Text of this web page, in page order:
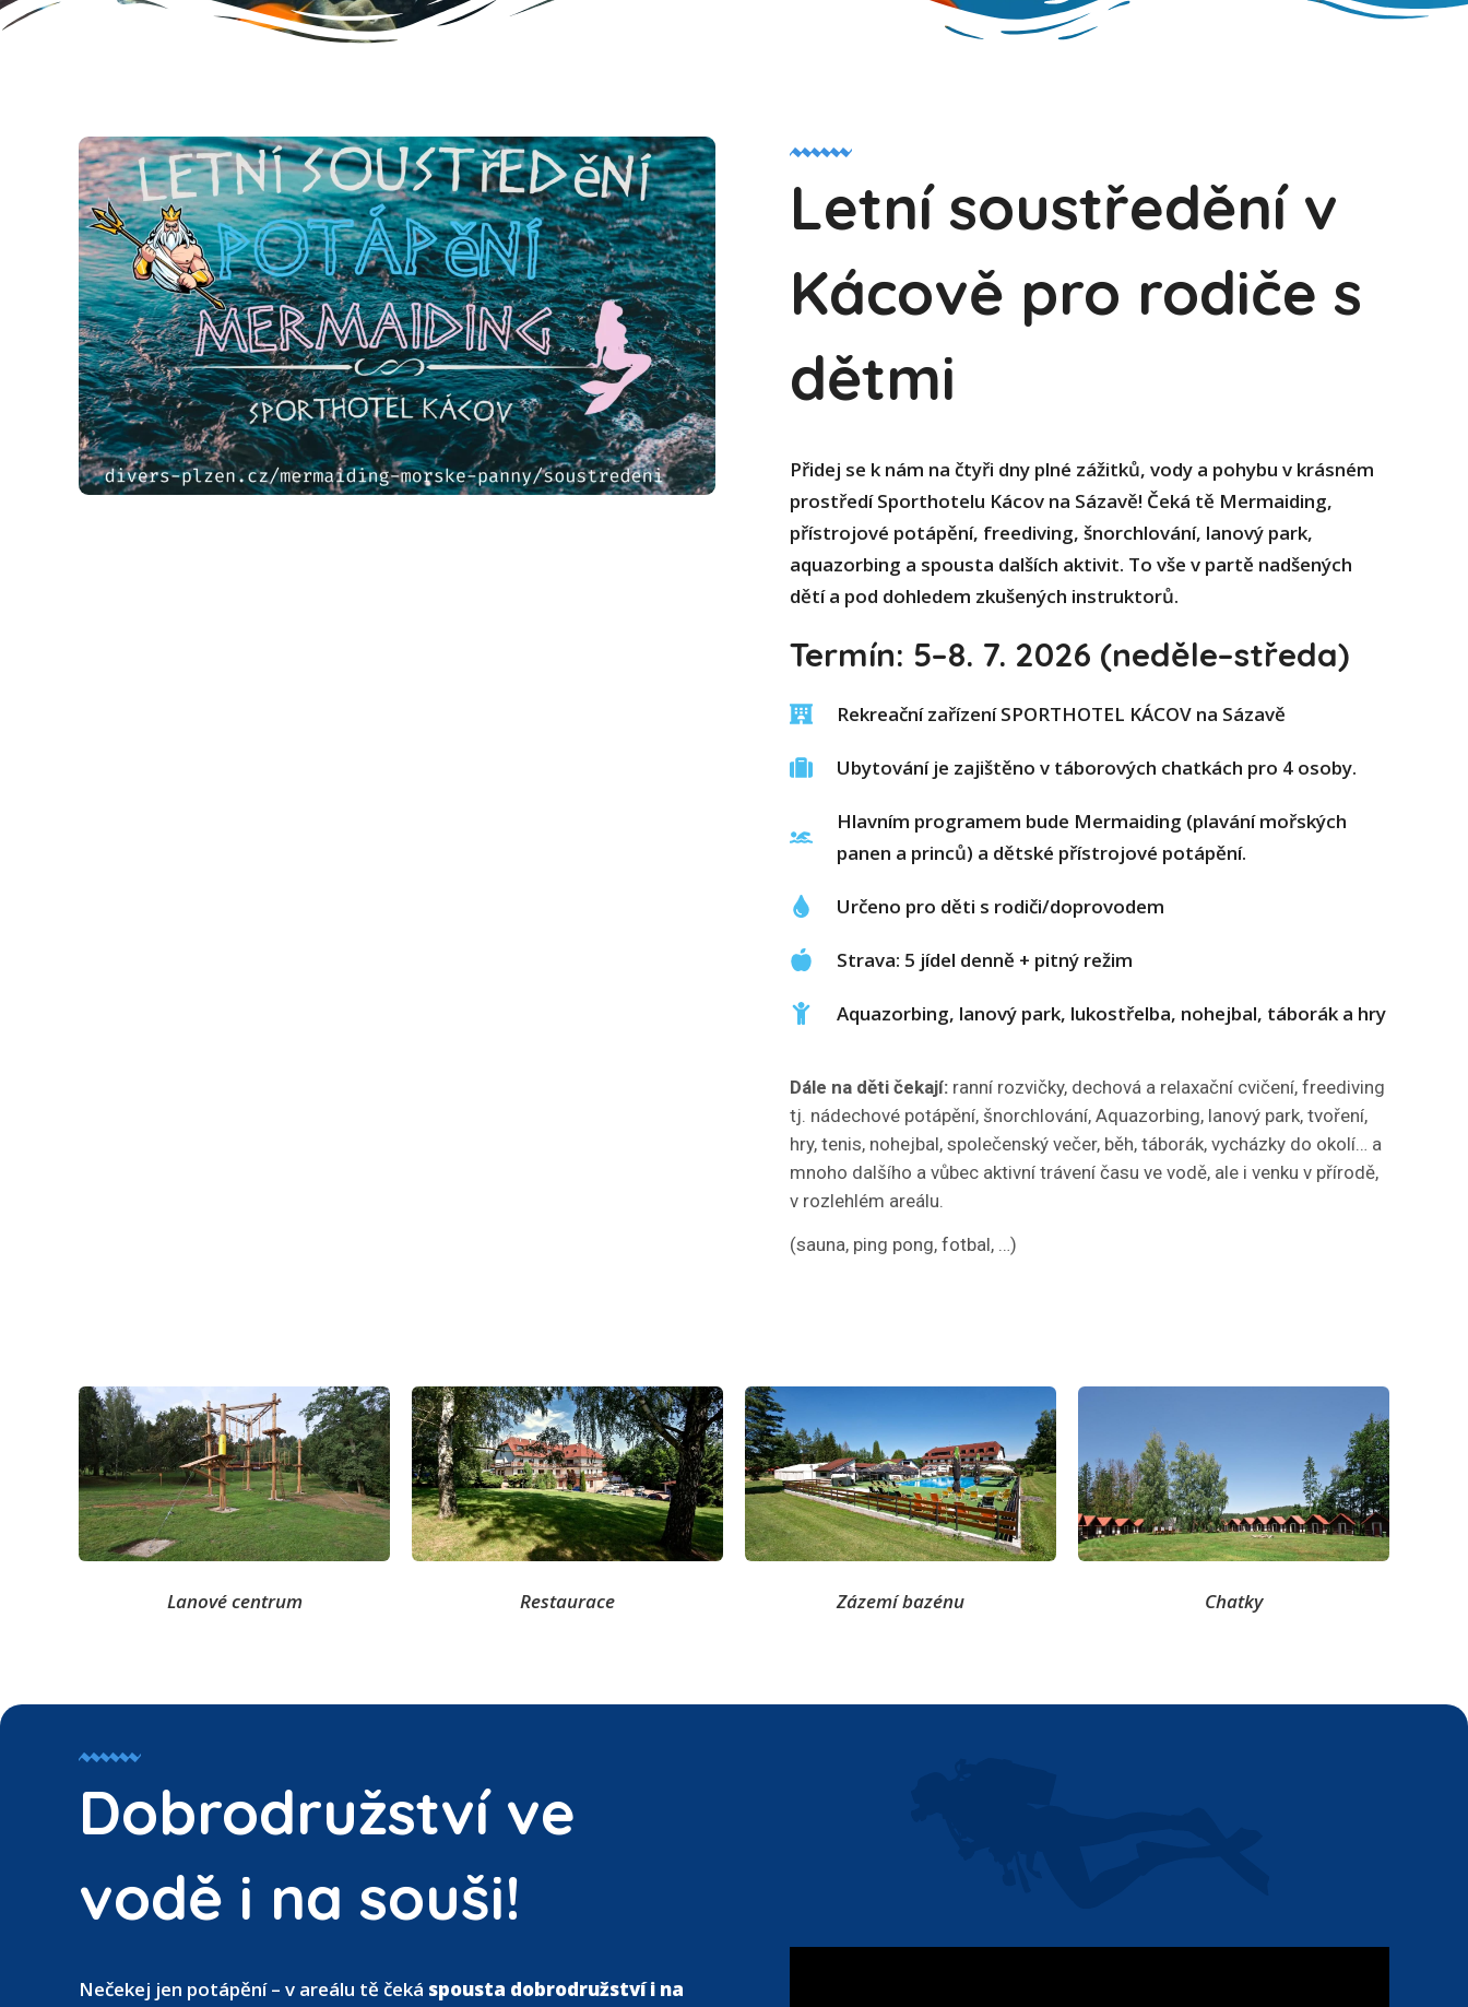
Letní soustředění v
Kácově pro rodiče s
dětmi
Přidej se k nám na čtyři dny plné zážitků, vody a pohybu v krásném
prostředí Sporthotelu Kácov na Sázavě! Čeká tě Mermaiding,
přístrojové potápění, freediving, šnorchlování, lanový park,
aquazorbing a spousta dalších aktivit. To vše v partě nadšených
dětí a pod dohledem zkušených instruktorů.
Termín: 5–8. 7. 2026 (neděle–středa)
Rekreační zařízení SPORTHOTEL KÁCOV na Sázavě
Ubytování je zajištěno v táborových chatkách pro 4 osoby.
Hlavním programem bude Mermaiding (plavání mořských
panen a princů) a dětské přístrojové potápění.
Určeno pro děti s rodiči/doprovodem
Strava: 5 jídel denně + pitný režim
Aquazorbing, lanový park, lukostřelba, nohejbal, táborák a hry
Dále na děti čekají: ranní rozvičky, dechová a relaxační cvičení, freediving
tj. nádechové potápění, šnorchlování, Aquazorbing, lanový park, tvoření,
hry, tenis, nohejbal, společenský večer, běh, táborák, vycházky do okolí… a
mnoho dalšího a vůbec aktivní trávení času ve vodě, ale i venku v přírodě,
v rozlehlém areálu.
(sauna, ping pong, fotbal, …)
Lanové centrum Restaurace Zázemí bazénu Chatky
Dobrodružství ve
vodě i na souši!
Nečekej jen potápění – v areálu tě čeká spousta dobrodružství i na